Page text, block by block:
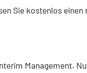
Sie kostenlos einen
Management.